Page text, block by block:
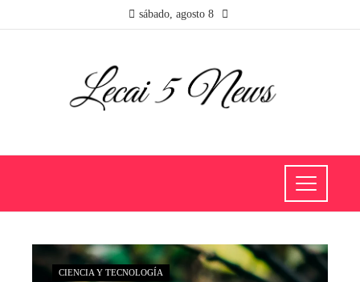
sábado, agosto 8
CIENCIA Y TECNOLOGÍA